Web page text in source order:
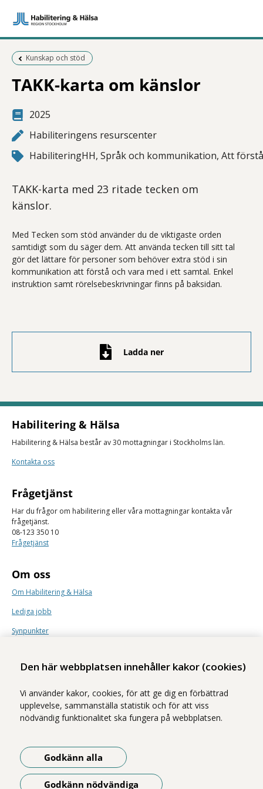
Den här webbplatsen innehåller kakor (cookies)
Vi använder kakor, cookies, för att ge dig en förbättrad
upplevelse, sammanställa statistik och för att viss
nödvändig funktionalitet ska fungera på webbplatsen.
Godkänn alla
Godkänn nödvändiga
Föregående sida:
Kunskap och stöd
TAKK-karta om känslor
2025
Habiliteringens resurscenter
HabiliteringHH, Språk och kommunikation, Att
TAKK-karta med 23 ritade tecken om
känslor.
Med Tecken som stöd använder du de viktigaste orden
samtidigt som du säger dem. Att använda tecken till sitt tal
gör det lättare för personer som behöver extra stöd i sin
kommunikation att förstå och vara med i ett samtal. Enkel
instruktion samt rörelsebeskrivningar finns på baksidan.
Ladda ner
Habilitering & Hälsa
Habilitering & Hälsa består av 30 mottagningar i Stockholms län.
Kontakta oss
Frågetjänst
Har du frågor om habilitering eller våra mottagningar kontakta vår
frågetjänst.
08-123 350 10
Frågetjänst
Om oss
Om Habilitering & Hälsa
Lediga jobb
Synpunkter
Samtliga bilder på webbplatsen är tagna av fotograf Yanan Li om inget
annat namn anges.